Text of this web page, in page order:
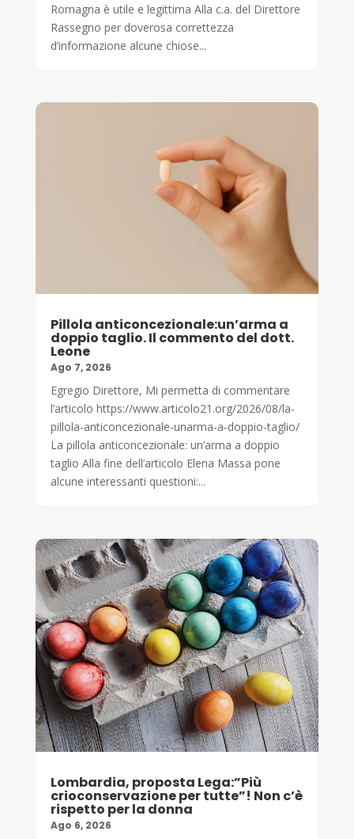
Romagna è utile e legittima Alla c.a. del Direttore
Rassegno per doverosa correttezza
d’informazione alcune chiose...
Pillola anticoncezionale:un’arma a
doppio taglio. Il commento del dott.
Leone
Ago 7, 2026
Egregio Direttore, Mi permetta di commentare
l’articolo https://www.articolo21.org/2026/08/la-
pillola-anticoncezionale-unarma-a-doppio-taglio/
La pillola anticoncezionale: un’arma a doppio
taglio Alla fine dell’articolo Elena Massa pone
alcune interessanti questioni:...
Lombardia, proposta Lega:”Più
crioconservazione per tutte”! Non c’è
rispetto per la donna
Ago 6, 2026